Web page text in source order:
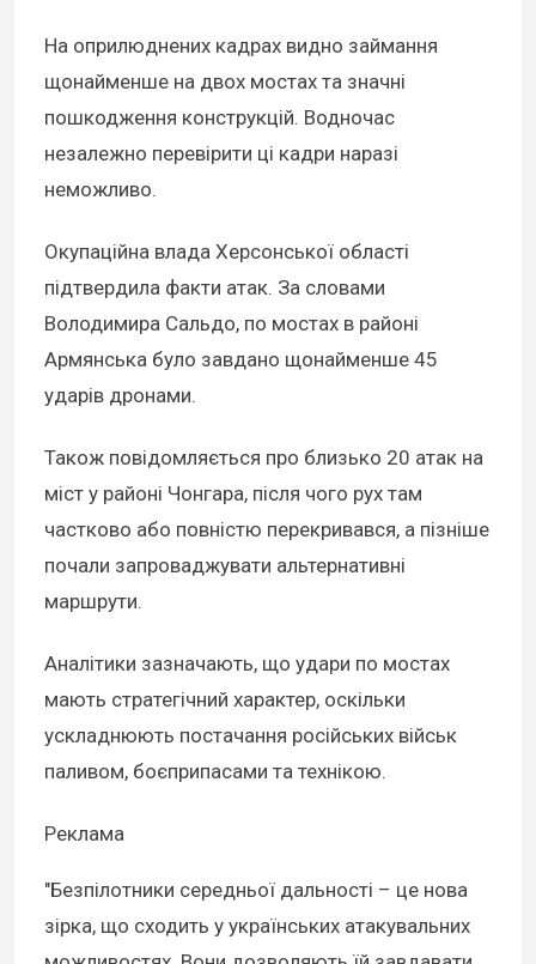
На оприлюднених кадрах видно займання
щонайменше на двох мостах та значні
пошкодження конструкцій. Водночас
незалежно перевірити ці кадри наразі
неможливо.
Окупаційна влада Херсонської області
підтвердила факти атак. За словами
Володимира Сальдо, по мостах в районі
Армянська було завдано щонайменше 45
ударів дронами.
Також повідомляється про близько 20 атак на
міст у районі Чонгара, після чого рух там
частково або повністю перекривався, а пізніше
почали запроваджувати альтернативні
маршрути.
Аналітики зазначають, що удари по мостах
мають стратегічний характер, оскільки
ускладнюють постачання російських військ
паливом, боєприпасами та технікою.
Реклама
"Безпілотники середньої дальності – це нова
зірка, що сходить у українських атакувальних